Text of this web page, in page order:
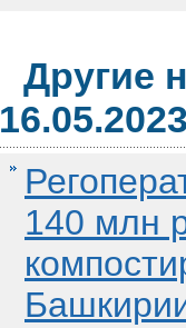
Другие
140 млн